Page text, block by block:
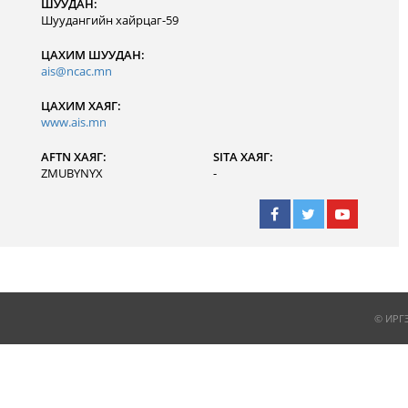
ШУУДАН:
Шуудангийн хайрцаг-59
ЦАХИМ ШУУДАН:
ais@ncac.mn
ЦАХИМ ХАЯГ:
www.ais.mn
AFTN ХАЯГ:
ZMUBYNYX
SITA ХАЯГ:
-
©